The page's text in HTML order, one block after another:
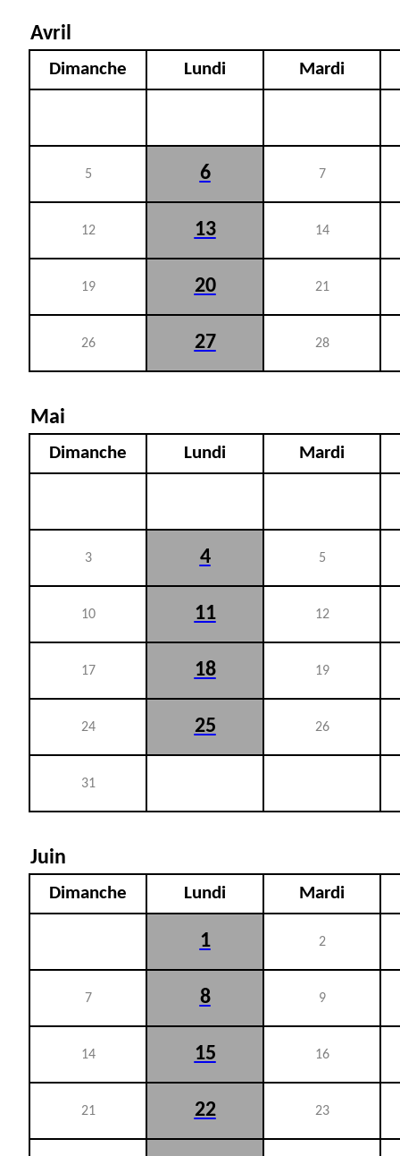
Avril
Dimanche Lundi Mardi
5 6 7
12 13 14
19 20 21
26 27 28
Mai
Dimanche Lundi Mardi
3 4 5
10 11 12
17 18 19
24 25 26
31
Juin
Dimanche Lundi Mardi
1 2
7 8 9
14 15 16
21 22 23